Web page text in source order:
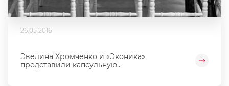
26.05.2016
Эвелина Хромченко и «Эконика»
представили капсульную...